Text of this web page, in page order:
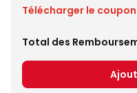
Télécharger le coupon
Total des